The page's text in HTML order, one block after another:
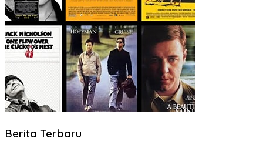
Berita Terbaru